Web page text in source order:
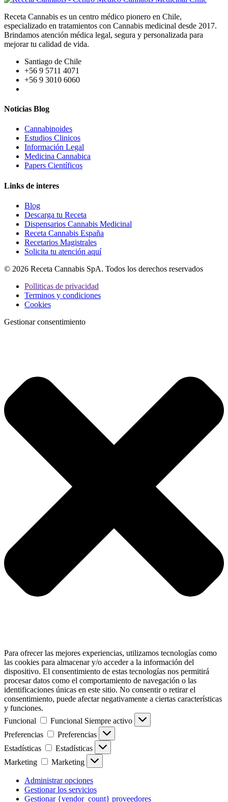
Receta Cannabis es un centro médico pionero en Chile,
especializado en tratamientos con Cannabis medicinal desde 2017.
Brindamos atención médica legal, segura y personalizada para
mejorar tu calidad de vida.
Santiago de Chile
+56 9 5711 4071
+56 9 3010 6060
Noticias Blog
Cannabinoides
Estudios Clinicos
Información Legal
Medicina Cannabica
Papers Científicos
Links de interes
Blog
Descarga tu Receta
Dispensarios Cannabis Medicinal
Receta Cannabis España
Recetarios Magistrales
Solicita tu atención aquí
© 2026 Receta Cannabis SpA. Todos los derechos reservados
Polliticas de privacidad
Terminos y condiciones
Cookies
Gestionar consentimiento
Para ofrecer las mejores experiencias, utilizamos tecnologías como
las cookies para almacenar y/o acceder a la información del
dispositivo. El consentimiento de estas tecnologías nos permitirá
procesar datos como el comportamiento de navegación o las
identificaciones únicas en este sitio. No consentir o retirar el
consentimiento, puede afectar negativamente a ciertas características
y funciones.
Funcional
Funcional Siempre activo
Preferencias
Preferencias
Estadísticas
Estadísticas
Marketing
Marketing
Administrar opciones
Gestionar los servicios
Gestionar {vendor_count} proveedores